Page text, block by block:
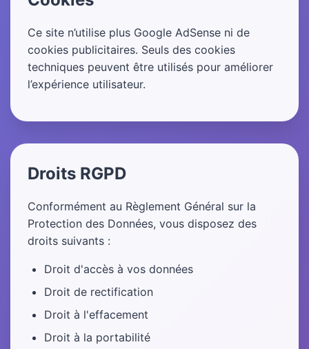
Ce site n’utilise plus Google AdSense ni de
cookies publicitaires. Seuls des cookies
techniques peuvent être utilisés pour améliorer
l’expérience utilisateur.
Droits RGPD
Conformément au Règlement Général sur la
Protection des Données, vous disposez des
droits suivants :
Droit d'accès à vos données
Droit de rectification
Droit à l'effacement
Droit à la portabilité